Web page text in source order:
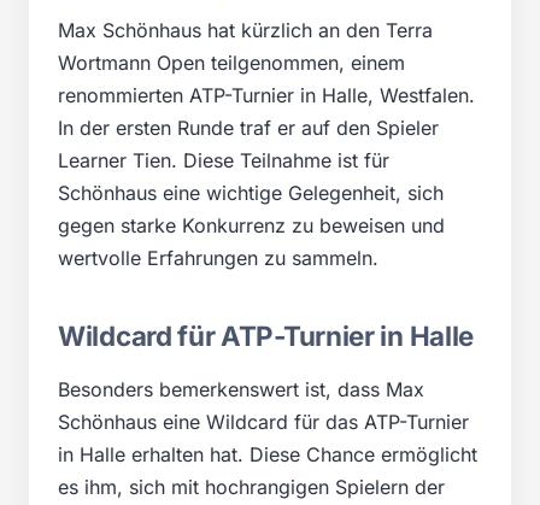
Max Schönhaus hat kürzlich an den Terra
Wortmann Open teilgenommen, einem
renommierten ATP-Turnier in Halle, Westfalen.
In der ersten Runde traf er auf den Spieler
Learner Tien. Diese Teilnahme ist für
Schönhaus eine wichtige Gelegenheit, sich
gegen starke Konkurrenz zu beweisen und
wertvolle Erfahrungen zu sammeln.
Wildcard für ATP-Turnier in Halle
Besonders bemerkenswert ist, dass Max
Schönhaus eine Wildcard für das ATP-Turnier
in Halle erhalten hat. Diese Chance ermöglicht
es ihm, sich mit hochrangigen Spielern der